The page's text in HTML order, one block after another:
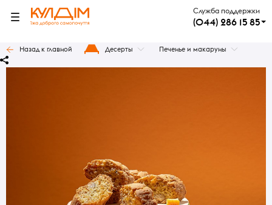
Служба поддержки
(044) 286 15 85
Назад к главной Десерты Печенье и макаруны